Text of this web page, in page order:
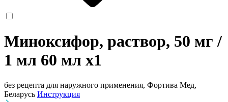
Миноксифор, раствор, 50 мг /
1 мл 60 мл x1
без рецепта для наружного применения, Фортива Мед,
Беларусь Инструкция